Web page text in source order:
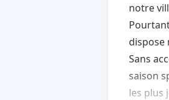
notre
dispose
Sans
saison
les plus